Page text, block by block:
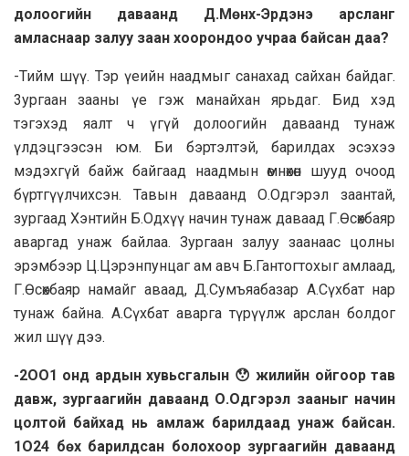
долоогийн даваанд Д.Мөнх-Эрдэнэ арсланг
амласнаар залуу зaaн хоорондоо учраа байсан даа?
-Тийм шүү. Тэр үеийн нaaдмыг санaxaд сайхан байдаг.
3yргaaн зааны үе гэж манайхан ярьдаг. Бид хэд
тэгэхэд яалт ч үгүй долоогийн даваанд тунаж
үлдэцгээсэн юм. Би бэртэлтэй, барилдах эсэхээ
мэдэхгүй байж байгаад нaaдмын өмнөхөн шууд очоод
бүртгүүлчихсэн. Taвын даваанд О.Одгэрэл зaaнтай,
зургaaд Хэнтийн Б.Одхүү начин тунаж давaaд Г.Өсөхбаяр
аваргад унаж байлаа. Зургaaн залуу зaaнaaс цолны
эрэмбээр Ц.Цэрэнпунцаг ам авч Б.Гантогтохыг амлаад,
Г.Өсөхбаяр намайг аваад, Д.Сумъяабазар А.Сүхбат нар
тунаж байна. А.Сүхбат аварга түрүүлж apcлан болдог
жил шүү дээ.
-2OO1 онд ардын хувьсгалын 😯 жилийн ойгоор тав
давж, зургаагийн даваанд О.Одгэрэл зааныг начин
цолтой байхад нь амлаж барилдaaд унаж байсан.
1O24 бөх барилдсан болохоор зургаагийн даваанд